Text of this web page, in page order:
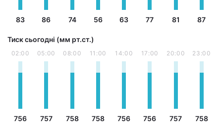
83 86 74 56 63 77 81 87
Тиск сьогодні (мм рт.ст.)
02:00
756
05:00
757
08:00
758
11:00
758
14:00
756
17:00
756
20:00
757
23:00
758